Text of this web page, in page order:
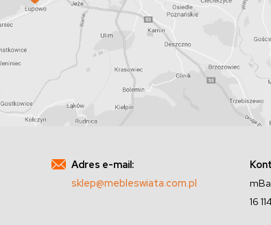
Adres e-mail:
sklep@mebleswiata.com.pl
16